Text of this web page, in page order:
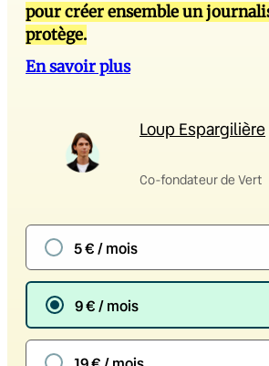
pour créer ensemble un
protège.
En savoir plus
Loup Espargilière
Co-fondateur de Vert
5 € / mois
9 € / mois